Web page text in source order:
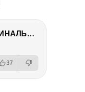
Sony Alpha 7 IV – ФИНАЛЬНЫЙ ОБЗОР
37